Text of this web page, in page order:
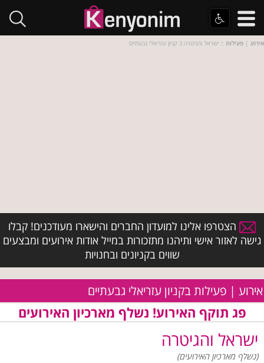
אירוע | פעילות :: ישראל והגיטרה ב קניון עזריאלי גבעתיים
הצטרפו אלינו למועדון החברים והישארו מעודכנים! קבלו
גישה לאזור אישי ותיהנו מתזכורות במייל אודות אירועים ומבצעים
שווים בקניונים ובחנויות
אירוע | פעילות בקניון עזריאלי גבעתיים
פג תוקף האירוע! נשלף מארכיון האירועים
ישראל והגיטרה
(נשלף מארכיון האירועים)